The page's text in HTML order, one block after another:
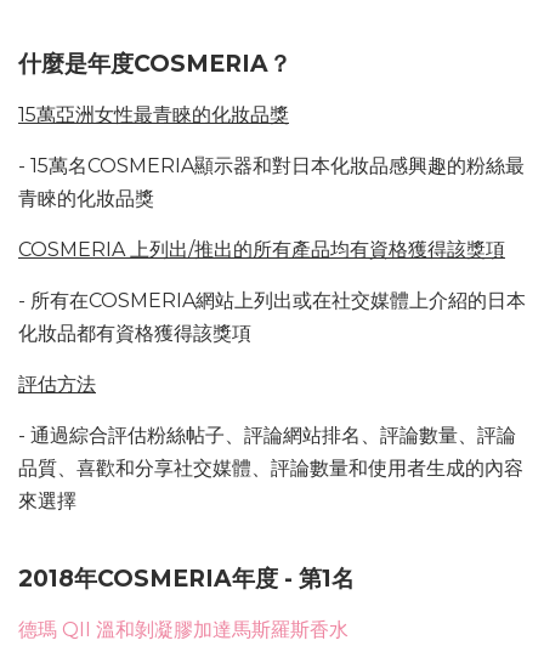
什麼是年度COSMERIA？
15萬亞洲女性最青睞的化妝品獎
- 15萬名COSMERIA顯示器和對日本化妝品感興趣的粉絲最
青睞的化妝品獎
COSMERIA 上列出/推出的所有產品均有資格獲得該獎項
- 所有在COSMERIA網站上列出或在社交媒體上介紹的日本
化妝品都有資格獲得該獎項
評估方法
- 通過綜合評估粉絲帖子、評論網站排名、評論數量、評論
品質、喜歡和分享社交媒體、評論數量和使用者生成的內容
來選擇
2018年COSMERIA年度 - 第1名
德瑪 QII 溫和剝凝膠加達馬斯羅斯香水